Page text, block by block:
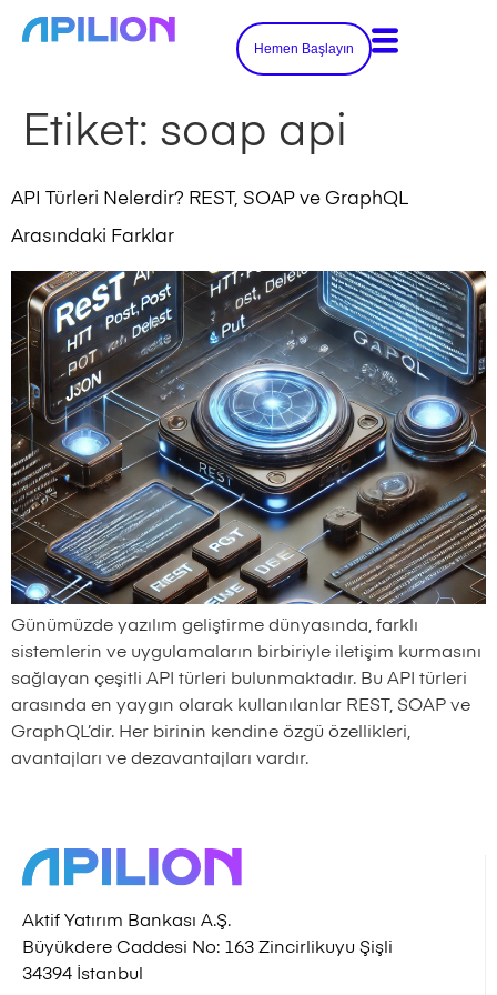
Hemen Başlayın
Etiket: soap api
API Türleri Nelerdir? REST, SOAP ve GraphQL
Arasındaki Farklar
Günümüzde yazılım geliştirme dünyasında, farklı
sistemlerin ve uygulamaların birbiriyle iletişim kurmasını
sağlayan çeşitli API türleri bulunmaktadır. Bu API türleri
arasında en yaygın olarak kullanılanlar REST, SOAP ve
GraphQL’dir. Her birinin kendine özgü özellikleri,
avantajları ve dezavantajları vardır.
Aktif Yatırım Bankası A.Ş.
Büyükdere Caddesi No: 163 Zincirlikuyu Şişli
34394 İstanbul